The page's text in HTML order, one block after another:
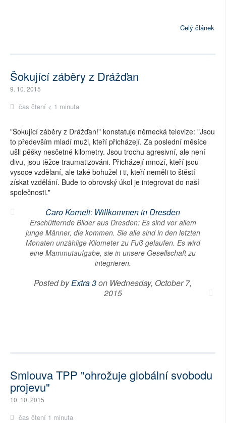
Celý článek
Šokující záběry z Drážďan
9. 10. 2015
čas čtení < 1 minuta
"Šokující záběry z Drážďan!" konstatuje německá televize: "Jsou
to především mladí muži, kteří přicházejí. Za poslední měsíce
ušli pěšky nesčetné kilometry. Jsou trochu agresivní, ale není
divu, jsou těžce traumatizováni. Přicházejí mnozí, kteří jsou
vysoce vzdělaní, ale také bohužel i ti, kteří neměli to štěstí
získat vzdělání. Bude to obrovský úkol je integrovat do naší
společnosti."
Caro Korneli: Willkommen in Dresden
Erschütternde Bilder aus Dresden: Es sind vor allem
junge Männer, die kommen. Sie alle sind in den letzten
Monaten unzählige Kilometer zu Fuß gelaufen. Es wird
eine Mammutaufgabe, sie in unsere Gesellschaft zu
integrieren.
Posted byExtra 3on Wednesday, October 7,
2015
Smlouva TPP "ohrožuje globální svobodu
projevu"
10. 10. 2015
čas čtení 1 minuta